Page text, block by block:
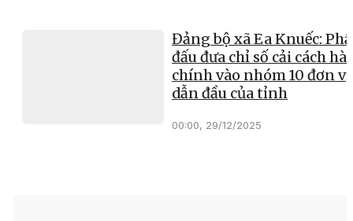
Đảng bộ xã Ea Knuếc:
đấu đưa chỉ số cải cách
chính vào nhóm 10 đơn vị
dẫn đầu của tỉnh
00:00, 29/12/2025